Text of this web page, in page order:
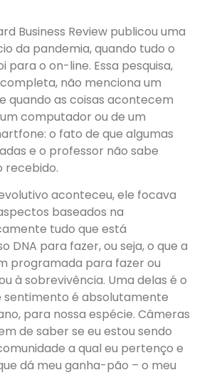
Business Review publicou uma
da pandemia, quando tudo o
para o on-line. Essa pesquisa,
não menciona um
quando as coisas acontecem
computador ou de um
o fato de que algumas
e o professor não sabe
recebido.
aconteceu, ele focava
baseados na
tudo que está
DNA para fazer, ou seja, o que a
programada para fazer ou
à sobrevivência. Uma delas é o
sentimento é absolutamente
para nossa espécie. Câmeras
de saber se eu estou sendo
a qual eu pertenço e
dá meu ganha-pão – o meu